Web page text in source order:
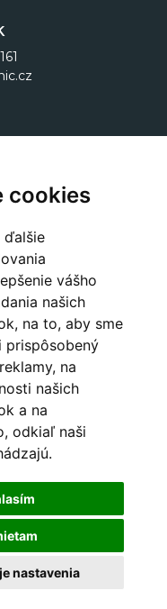
cookies
ďalšie
vášho
našich
na to, aby sme
prispôsobený
na
našich
a na
odkiaľ naši
nastavenia
sa dovozom a
aj štýlového
u Berouna
Poruba